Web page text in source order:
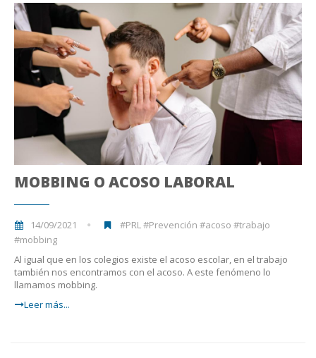
MOBBING O ACOSO LABORAL
14/09/2021
#PRL #Prevención #acoso #trabajo
#mobbing
Al igual que en los colegios existe el acoso escolar, en el trabajo
también nos encontramos con el acoso. A este fenómeno lo
llamamos mobbing.
Leer más...